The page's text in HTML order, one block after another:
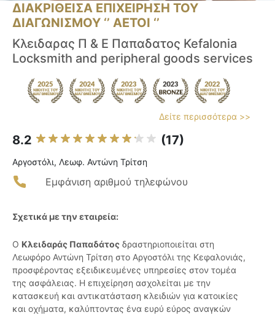
ΔΙΑΚΡΙΘΕΙΣΑ ΕΠΙΧΕΙΡΗΣΗ ΤΟΥ
ΔΙΑΓΩΝΙΣΜΟΥ ‘’ ΑΕΤΟΙ ‘’
Κλειδαρας Π & Ε Παπαδατος Kefalonia
Locksmith and peripheral goods services
Δείτε περισσότερα >>
8.2 (17)
Αργοστόλι, Λεωφ. Αντώνη Τρίτση
Εμφάνιση αριθμού τηλεφώνου
Σχετικά με την εταιρεία:
Ο Κλειδαράς Παπαδάτος δραστηριοποιείται στη
Λεωφόρο Αντώνη Τρίτση στο Αργοστόλι της Κεφαλονιάς,
προσφέροντας εξειδικευμένες υπηρεσίες στον τομέα
της ασφάλειας. Η επιχείρηση ασχολείται με την
κατασκευή και αντικατάσταση κλειδιών για κατοικίες
και οχήματα, καλύπτοντας ένα ευρύ εύρος αναγκών